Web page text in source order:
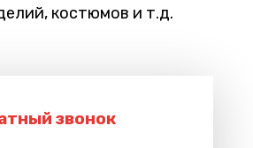
костюмов и т.д.
звонок